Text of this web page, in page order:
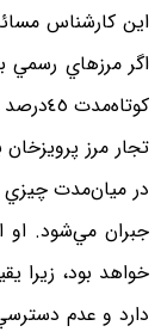
اين كارشناس
اگر مرزهاي رسمي
تجار مرز
جبران مي‌شود. او
خواهد بود، زيرا
دارد و عدم